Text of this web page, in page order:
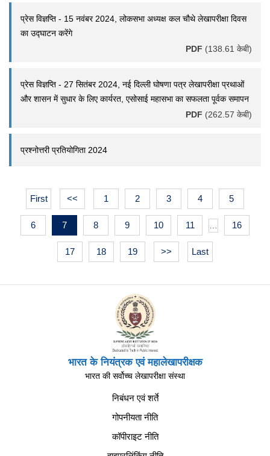
प्रेस विज्ञप्ति - 15 नवंबर 2024, लोकसभा अध्यक्ष कल चौथे लेखापरीक्षा दिवस
का उद्घाटन करेंगे
PDF (138.61 केबी)
प्रेस विज्ञप्ति - 27 सितंबर 2024, नई दिल्‍ली घोषणा पत्र लेखापरीक्षा प्रथाओं
और शासन में सुधार के लिए कार्यरत, एसोसाई महासभा का सफलता पूर्वक समापन
PDF (262.57 केबी)
प्रश्नोत्तरी प्रतियोगिता 2024
First << 1 2 3 4 5
6 7 8 9 10 11 … 16
17 18 19 >> Last
भारत के नियंत्रक एवं महालेखापरीक्षक
भारत की सर्वोच्च लेखापरीक्षा संस्था
निबंधन एवं शर्ते
गोपनीयता नीति
कॉपीराइट नीति